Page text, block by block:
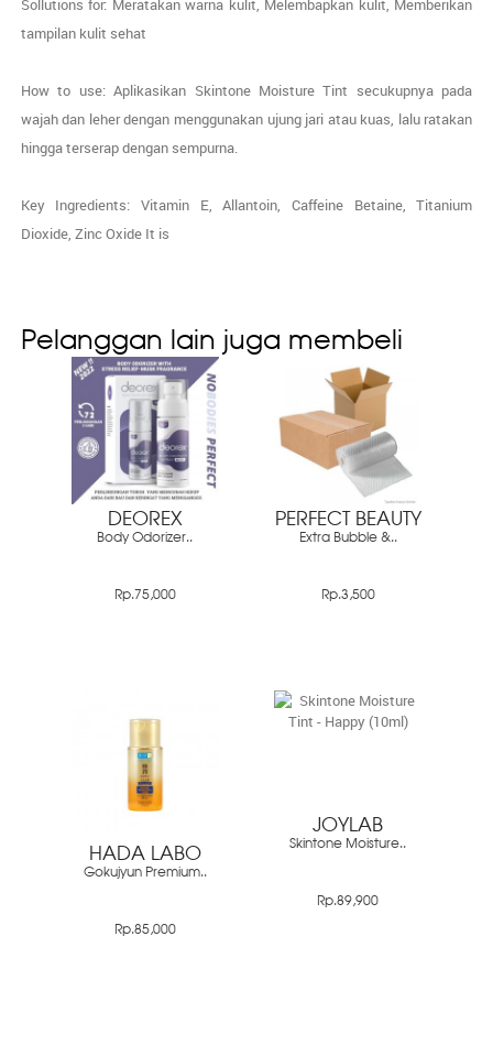
tampilan kulit sehat
How to use: Aplikasikan Skintone Moisture Tint secukupnya pada
wajah dan leher dengan menggunakan ujung jari atau kuas, lalu ratakan
hingga terserap dengan sempurna.
Key Ingredients: Vitamin E, Allantoin, Caffeine Betaine, Titanium
Dioxide, Zinc Oxide It is
Pelanggan lain juga membeli
DEOREX
Body Odorizer..
Rp.75,000
PERFECT BEAUTY
Extra Bubble &..
Rp.3,500
HADA LABO
Gokujyun Premium..
Rp.85,000
JOYLAB
Skintone Moisture..
Rp.89,900